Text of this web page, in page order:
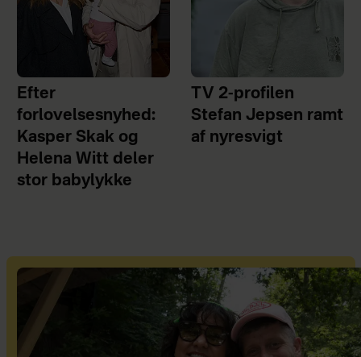
Efter
forlovelsesnyhed:
Kasper Skak og
Helena Witt deler
stor babylykke
TV 2-profilen
Stefan Jepsen ramt
af nyresvigt